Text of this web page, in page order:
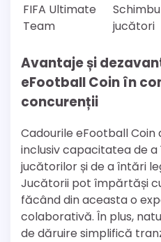
FIFA Ultimate
Team
jucători
Avantaje și
eFootball Coin în
concurenții
Cadourile eFootball
inclusiv capacitatea de
jucătorilor și de a întări
Jucătorii pot împărtăși
făcând din aceasta o
colaborativă. În plus,
de dăruire simplifică